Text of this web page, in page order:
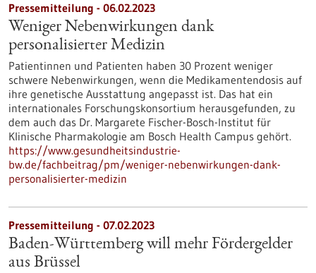
Pressemitteilung - 06.02.2023
Weniger Nebenwirkungen dank
personalisierter Medizin
Patientinnen und Patienten haben 30 Prozent weniger
schwere Nebenwirkungen, wenn die Medikamentendosis auf
ihre genetische Ausstattung angepasst ist. Das hat ein
internationales Forschungskonsortium herausgefunden, zu
dem auch das Dr. Margarete Fischer-Bosch-Institut für
Klinische Pharmakologie am Bosch Health Campus gehört.
https://www.gesundheitsindustrie-
bw.de/fachbeitrag/pm/weniger-nebenwirkungen-dank-
personalisierter-medizin
Pressemitteilung - 07.02.2023
Baden-Württemberg will mehr Fördergelder
aus Brüssel